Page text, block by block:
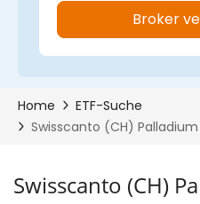
Swisscanto (CH)